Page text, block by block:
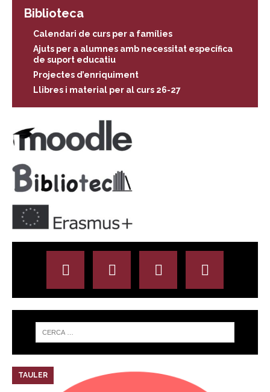
Biblioteca
Calendari de curs per a famílies
Ajuts per a alumnes amb necessitat específica
de suport educatiu
Projectes d’enriquiment
Llibres i material per al curs 26-27
TAULER